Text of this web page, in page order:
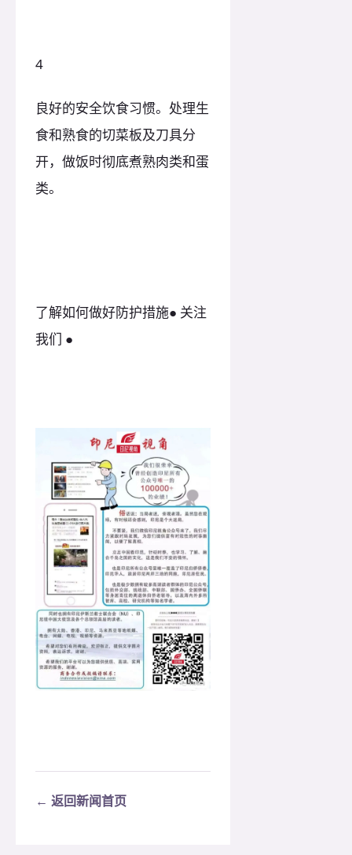
4
良好的安全饮食习惯。处理生
食和熟食的切菜板及刀具分
开，做饭时彻底煮熟肉类和蛋
类。
了解如何做好防护措施● 关注
我们 ●
← 返回新闻首页